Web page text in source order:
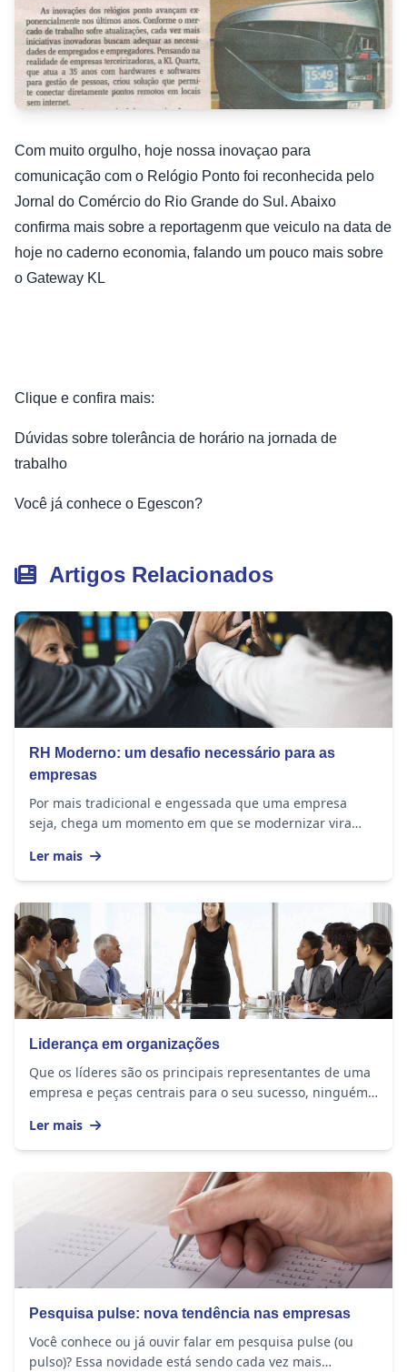
Com muito orgulho, hoje nossa inovaçao para
comunicação com o Relógio Ponto foi reconhecida pelo
Jornal do Comércio do Rio Grande do Sul. Abaixo
confirma mais sobre a reportagenm que veiculo na data de
hoje no caderno economia, falando um pouco mais sobre
o Gateway KL
Clique e confira mais:
Dúvidas sobre tolerância de horário na jornada de
trabalho
Você já conhece o Egescon?
Artigos Relacionados
RH Moderno: um desafio necessário para as
empresas
Por mais tradicional e engessada que uma empresa
seja, chega um momento em que se modernizar vira
Ler mais
Liderança em organizações
Que os líderes são os principais representantes de uma
empresa e peças centrais para o seu sucesso, ninguém
Ler mais
Pesquisa pulse: nova tendência nas empresas
Você conhece ou já ouvir falar em pesquisa pulse (ou
pulso)? Essa novidade está sendo cada vez mais